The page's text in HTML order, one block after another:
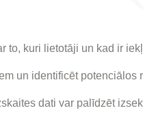
kuri lietotāji un kad ir
un identificēt potenciālos
dati var palīdzēt